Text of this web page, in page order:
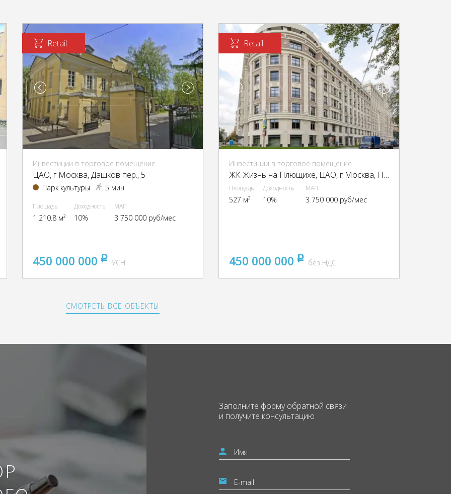
Retail
Инвестиции в торговое помещение
ЦАО, г Москва, Дашков пер., 5
Парк культуры 5 мин
Площадь
1 210.8 м²
Доходность
10%
МАП
3 750 000 руб/мес
450 000 000 pуб
УСН
Retail
Инвестиции в торговое помещение
ЖК Жизнь на Плющихе, ЦАО, г Москва, Погодинская ул., 2
Площадь
527 м²
Доходность
10%
МАП
3 750 000 руб/мес
450 000 000 pуббез НДС
СМОТРЕТЬ ВСЕ ОБЪЕКТЫ
Заполните формуобратной связи
и получите консультацию